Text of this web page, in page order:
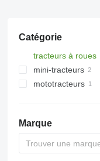
Catégorie
tracteurs à roues
mini-tracteurs
mototracteurs
Marque